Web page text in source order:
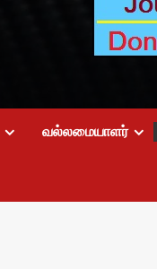
வல்லமையாளர்